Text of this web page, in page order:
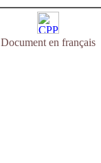
Document en français